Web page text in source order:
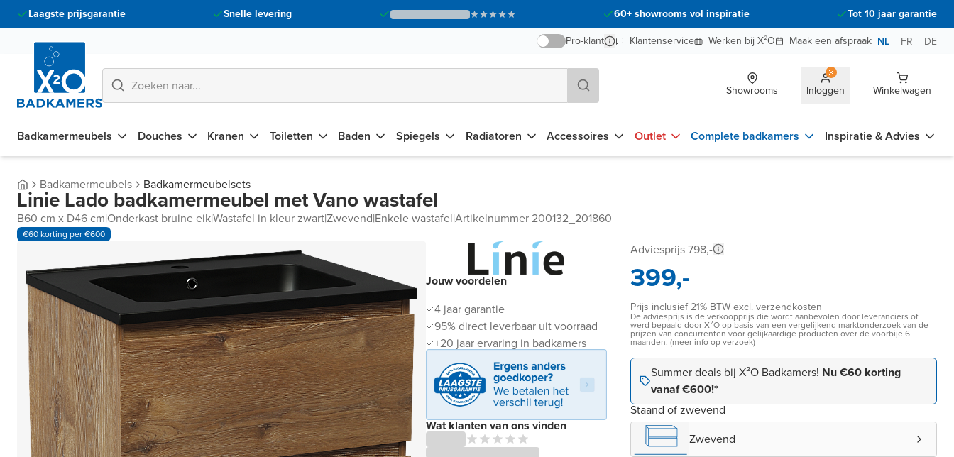
Laagste prijsgarantie Snelle levering 60+ showrooms vol inspiratie
Tot 10 jaar garantie
Pro-klant
Klantenservice Werken bij X²O Maak een afspraak NL FR DE
Showrooms Inloggen Winkelwagen
Badkamermeubels Douches Kranen Toiletten Baden Spiegels Radiatoren Accessoires Outlet Complete badkamers Inspiratie & Advies
Badkamermeubels Badkamermeubelsets
Linie Lado badkamermeubel met Vano wastafel
B60 cm x D46 cm|Onderkast bruine eik|Wastafel in kleur zwart|Zwevend|Enkele wastafel|Artikelnummer 200132_201860
€60 korting per €600
Jouw voordelen
4 jaar garantie
95% direct leverbaar uit voorraad
+20 jaar ervaring in badkamers
Wat klanten van ons vinden
Adviesprijs 798,-
399,-
Prijs inclusief 21% BTW excl. verzendkosten
De adviesprijs is de verkoopprijs die wordt aanbevolen door leveranciers of
werd bepaald door X²O op basis van een vergelijkend marktonderzoek van de
prijzen van concurrenten voor gelijkaardige producten over de voorbije 6
maanden. (meer info op verzoek)
Summer deals bij X²O Badkamers! Nu €60 korting
vanaf €600!*
Staand of zwevend
Zwevend